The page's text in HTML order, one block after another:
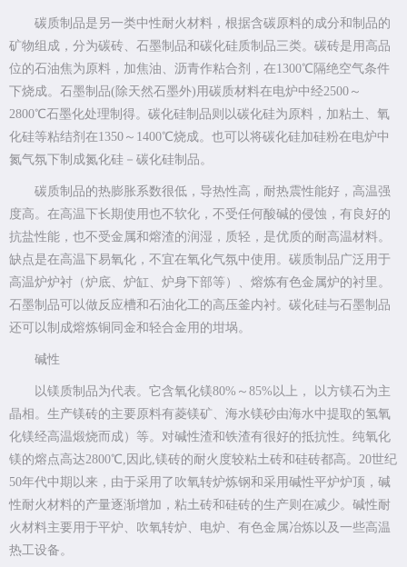
碳质制品是另一类中性耐火材料，根据含碳原料的成分和制品的
矿物组成，分为碳砖、石墨制品和碳化硅质制品三类。碳砖是用高品
位的石油焦为原料，加焦油、沥青作粘合剂，在1300℃隔绝空气条件
下烧成。石墨制品(除天然石墨外)用碳质材料在电炉中经2500～
2800℃石墨化处理制得。碳化硅制品则以碳化硅为原料，加粘土、氧
化硅等粘结剂在1350～1400℃烧成。也可以将碳化硅加硅粉在电炉中
氮气氛下制成氮化硅－碳化硅制品。
碳质制品的热膨胀系数很低，导热性高，耐热震性能好，高温强
度高。在高温下长期使用也不软化，不受任何酸碱的侵蚀，有良好的
抗盐性能，也不受金属和熔渣的润湿，质轻，是优质的耐高温材料。
缺点是在高温下易氧化，不宜在氧化气氛中使用。碳质制品广泛用于
高温炉炉衬（炉底、炉缸、炉身下部等）、熔炼有色金属炉的衬里。
石墨制品可以做反应槽和石油化工的高压釜内衬。碳化硅与石墨制品
还可以制成熔炼铜同金和轻合金用的坩埚。
碱性
以镁质制品为代表。它含氧化镁80%～85%以上， 以方镁石为主
晶相。生产镁砖的主要原料有菱镁矿、海水镁砂由海水中提取的氢氧
化镁经高温煅烧而成）等。对碱性渣和铁渣有很好的抵抗性。纯氧化
镁的熔点高达2800℃,因此,镁砖的耐火度较粘土砖和硅砖都高。20世纪
50年代中期以来，由于采用了吹氧转炉炼钢和采用碱性平炉炉顶，碱
性耐火材料的产量逐渐增加，粘土砖和硅砖的生产则在减少。碱性耐
火材料主要用于平炉、吹氧转炉、电炉、有色金属冶炼以及一些高温
热工设备。